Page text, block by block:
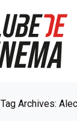
Tag Archives: